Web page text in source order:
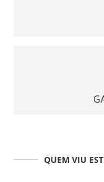
QUEM VIU